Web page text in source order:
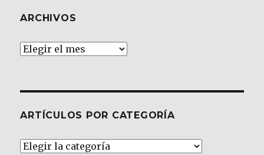
ARCHIVOS
Archivos
ARTÍCULOS POR CATEGORÍA
Artículos